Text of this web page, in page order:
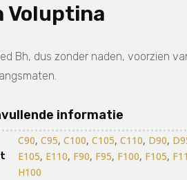
Voluptina
Bh, dus zonder naden, voorzien
informatie
C90, C95, C100, C105, C110, D90,
E105, E110, F90, F95, F100, F105,
H100